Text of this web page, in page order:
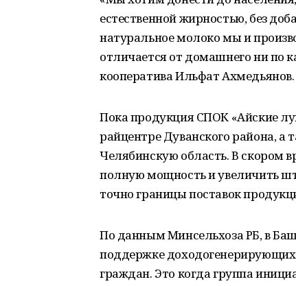
естественной жирностью, без
натуральное молоко мы и
отличается от домашнего ни по
кооператива Ильфат Ахмедьянов.
Пока продукция СПОК «Айские
райцентре Дуванского района,
Челябинскую область. В скором
полную мощность и увеличить
точно границы поставок
По данным Минсельхоза РБ, в
поддержке доходогенерирующих
граждан. Это когда группа